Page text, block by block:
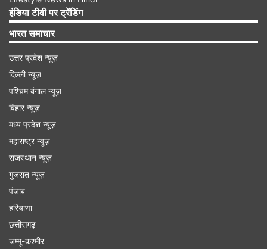
हुवावे की बिक्री 50.30 प्रतिशत की शानदार वृद्धि के साथ
5.91 करोड़ स्मार्टफोन पर पहुंच गई। कंपनी ने इस प्रदर्शन
इंडिया टीवी पर ट्रेंडिंग
भारत समाचार
उत्तर प्रदेश न्यूज़
दिल्ली न्यूज़
पश्चिम बंगाल न्यूज़
बिहार न्यूज़
मध्य प्रदेश न्यूज़
महाराष्ट्र न्यूज़
राजस्थान न्यूज़
गुजरात न्यूज़
पंजाब
हरियाणा
छत्तीसगढ़
जम्मू-कश्मीर